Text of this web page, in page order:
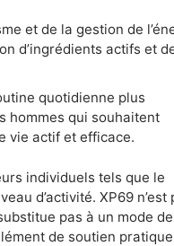
et de la gestion de
d’ingrédients actifs et
quotidienne plus
hommes qui souhaitent
vie actif et efficace.
individuels tels que le
d’activité. XP69 n’est
pas à un mode
de soutien